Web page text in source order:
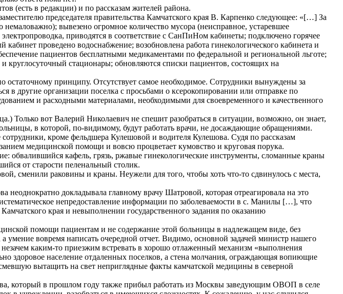
(есть в редакции) и по рассказам жителей района.
председателя правительства Камчатского края В. Карпенко следующее: «[…] За
вывезено огромное количество мусора (неисправное, устаревшее
приводятся в соответствие с СанПиНом кабинеты; подключено горячее
проведено водоснабжение; возобновлена работа гинекологического кабинета и
пациентов бесплатными медикаментами по федеральной и региональной льготе;
стационары; обновляются списки пациентов, состоящих на
принципу. Отсутствует самое необходимое. Сотрудники вынуждены за
в другие организации поселка с просьбами о ксерокопировании или отправке по
и расходными материалами, необходимыми для своевременного и качественного
Только вот Валерий Николаевич не спешит разобраться в ситуации, возможно, он знает,
в которой, по-видимому, будут работать врачи, не досаждающие обращениями.
кроме фельдшера Кулешовой и водителя Кулешова. Судя по рассказам
медицинской помощи и вовсю процветает кумовство и круговая порука.
обвалившийся кафель, грязь, ржавые гинекологические инструменты, сломанные краны
от старости пеленальный столик.
сменили раковины и краны. Неужели для того, чтобы хоть что-то сдвинулось с места,
докладывала главному врачу Шатровой, которая отреагировала на это
непредоставление информации по заболеваемости в с. Манилы […], что
края и невыполнении государственного задания по оказанию
помощи пациентам и не содержание этой больницы в надлежащем виде, без
вовремя написать очередной отчет. Видимо, основной задачей министр нашего
каким-то приезжим встревать в хорошо отлаженный механизм «выполнения
здоровое население отдаленных поселков, а стена молчания, ограждающая вопиющие
вытащить на свет неприглядные факты камчатской медицины в северной
который в прошлом году также прибыл работать из Москвы заведующим ОВОП в селе